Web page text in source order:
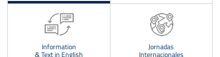
Login
USUARIO
Information
& Text in English
Jornadas
Internacionales